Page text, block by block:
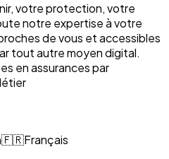
votre protection, votre
notre expertise à votre
de vous et accessibles
tout autre moyen digital.
en assurances par
🇫🇷Français